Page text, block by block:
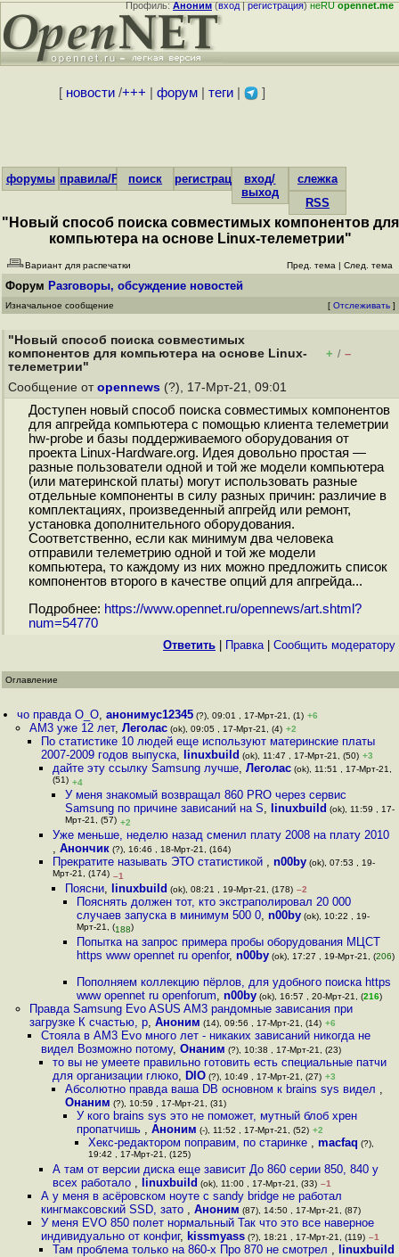
Профиль:Аноним(вход|регистрация)неRUopennet.me
[ новости/+++ форум| теги| ]
форумы правила/FAQпоиск регистрациявход/
выход
слежка
RSS
"Новый способ поиска совместимых компонентов для
компьютера на основе Linux-телеметрии"
Вариант для распечатки Пред. тема | След. тема
Форум Разговоры, обсуждение новостей
Изначальное сообщение [ Отслеживать ]
"Новый способ поиска совместимых
компонентов для компьютера на основе Linux-
телеметрии"
+ / –
Сообщение от opennews (?), 17-Мрт-21, 09:01
Доступен новый способ поиска совместимых компонентов
для апгрейда компьютера с помощью клиента телеметрии
hw-probe и базы поддерживаемого оборудования от
проекта Linux-Hardware.org. Идея довольно простая —
разные пользователи одной и той же модели компьютера
(или материнской платы) могут использовать разные
отдельные компоненты в силу разных причин: различие в
комплектациях, произведенный апгрейд или ремонт,
установка дополнительного оборудования.
Соответственно, если как минимум два человека
отправили телеметрию одной и той же модели
компьютера, то каждому из них можно предложить список
компонентов второго в качестве опций для апгрейда...
Подробнее: https://www.opennet.ru/opennews/art.shtml?
num=54770
Ответить Правка| Cообщить модератору
Оглавление
чо правда О_О,анонимус12345 (?), 09:01 , 17-Мрт-21, (1) +6
AM3 уже 12 лет, Леголас(ok), 09:05 , 17-Мрт-21, (4) +2
По статистике 10 людей еще используют материнские платы
2007-2009 годов выпуска, linuxbuild (ok), 11:47 , 17-Мрт-21, (50) +3
дайте эту ссылку Samsung лучше,Леголас (ok), 11:51 , 17-Мрт-21,
(51) +4
У меня знакомый возвращал 860 PRO через сервис
Samsung по причине зависаний на S, linuxbuild (ok), 11:59 , 17-
Мрт-21, (57) +2
Уже меньше, неделю назад сменил плату 2008 на плату 2010
,Анончик (?), 16:46 , 18-Мрт-21, (164)
Прекратите называть ЭТО статистикой ,n00by (ok), 07:53 , 19-
Мрт-21, (174) –1
Поясни, linuxbuild (ok), 08:21 , 19-Мрт-21, (178) –2
Пояснять должен тот, кто экстраполировал 20 000
случаев запуска в минимум 500 0, n00by(ok), 10:22 , 19-
Мрт-21, (188)
Попытка на запрос примера пробы оборудования МЦСТ
https www opennet ru openfor, n00by(ok), 17:27 , 19-Мрт-21, (206)
Пополняем коллекцию пёрлов, для удобного поиска https
www opennet ru openforum, n00by(ok), 16:57 , 20-Мрт-21, (216)
Правда Samsung Evo ASUS AM3 рандомные зависания при
загрузке К счастью, р, Аноним (14), 09:56 , 17-Мрт-21, (14) +6
Стояла в AM3 Evo много лет - никаких зависаний никогда не
видел Возможно потому, Онаним (?), 10:38 , 17-Мрт-21, (23)
то вы не умеете правильно готовить есть специальные патчи
для организации глюко, DIO (?), 10:49 , 17-Мрт-21, (27) +3
Абсолютно правда ваша DВ основном к brains sys видел ,
Онаним (?), 10:59 , 17-Мрт-21, (31)
У кого brains sys это не поможет, мутный блоб хрен
пропатчишь , Аноним (-), 11:52 , 17-Мрт-21, (52) +2
Хекс-редактором поправим, по старинке ,macfaq (?),
19:42 , 17-Мрт-21, (125)
А там от версии диска еще зависит До 860 серии 850, 840 у
всех работало , linuxbuild (ok), 11:00 , 17-Мрт-21, (33) –1
А у меня в асёровском ноуте c sandy bridge не работал
кингмаксовский SSD, зато , Аноним (87), 14:50 , 17-Мрт-21, (87)
У меня EVO 850 полет нормальный Так что это все наверное
индивидуально от конфиг, kissmyass(?), 18:21 , 17-Мрт-21, (119) –1
Там проблема только на 860-х Про 870 не смотрел , linuxbuild